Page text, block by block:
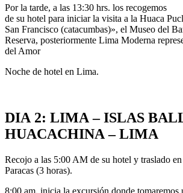
Por la tarde, a las 13:30 hrs. los recogemos
de su hotel para iniciar la visita a la Huaca
San Francisco (catacumbas)», el Museo del
Reserva, posteriormente Lima Moderna
del Amor
Noche de hotel en Lima.
DIA 2: LIMA – ISLAS
HUACACHINA – LIMA
Recojo a las 5:00 AM de su hotel y traslado
Paracas (3 horas).
8:00 am, inicia la excursión donde tomaremos